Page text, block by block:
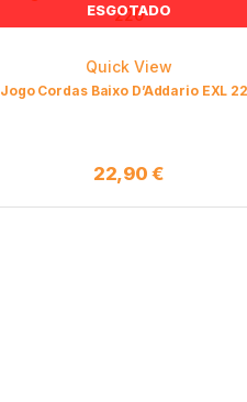
ESGOTADO
Quick View
Jogo Cordas Baixo D’Addario EXL
22,90€